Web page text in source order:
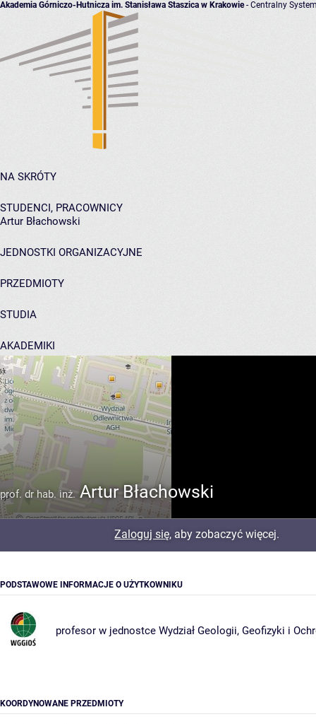
Akademia Górniczo-Hutnicza im. Stanisława Staszica w Krakowie- Centralny
NA SKRÓTY
STUDENCI, PRACOWNICY
Artur Błachowski
JEDNOSTKI ORGANIZACYJNE
PRZEDMIOTY
STUDIA
AKADEMIKI
POMOC
prof. dr hab. inż. Artur Błachowski
Zaloguj się, aby zobaczyć więcej.
PODSTAWOWE INFORMACJE O UŻYTKOWNIKU
profesor w jednostce Wydział Geologii, Geofizyki i
KOORDYNOWANE PRZEDMIOTY